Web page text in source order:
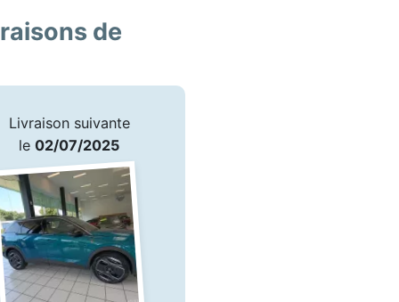
de
Livraison suivante
le 02/07/2025